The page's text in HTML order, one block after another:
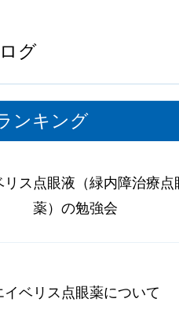
グ
ンキング
リス点眼液（緑内障治療点
薬）の勉強会
イベリス点眼薬について